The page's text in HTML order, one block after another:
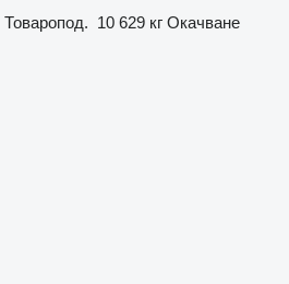
Товаропод. 10 629 кг Окачване